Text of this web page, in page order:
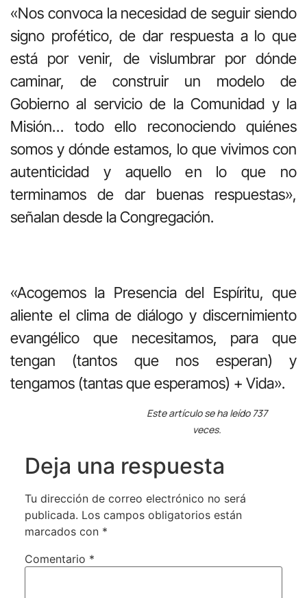
«Nos convoca la necesidad de seguir siendo
signo profético, de dar respuesta a lo que
está por venir, de vislumbrar por dónde
caminar, de construir un modelo de
Gobierno al servicio de la Comunidad y la
Misión… todo ello reconociendo quiénes
somos y dónde estamos, lo que vivimos con
autenticidad y aquello en lo que no
terminamos de dar buenas respuestas»,
señalan desde la Congregación.
«Acogemos la Presencia del Espíritu, que
aliente el clima de diálogo y discernimiento
evangélico que necesitamos, para que
tengan (tantos que nos esperan) y
tengamos (tantas que esperamos) + Vida».
Este artículo se ha leído 737
veces.
Deja una respuesta
Tu dirección de correo electrónico no será
publicada. Los campos obligatorios están
marcados con *
Comentario *